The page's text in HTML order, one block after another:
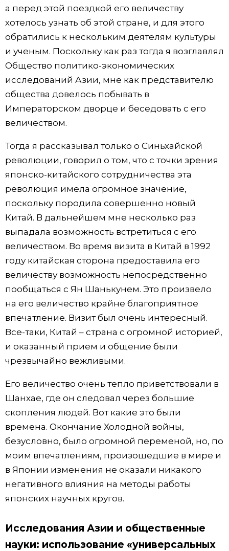
а перед этой поездкой его величеству
хотелось узнать об этой стране, и для этого
обратились к нескольким деятелям культуры
и ученым. Поскольку как раз тогда я возглавлял
Общество политико-экономических
исследований Азии, мне как представителю
общества довелось побывать в
Императорском дворце и беседовать с его
величеством.
Тогда я рассказывал только о Синьхайской
революции, говорил о том, что с точки зрения
японско-китайского сотрудничества эта
революция имела огромное значение,
поскольку породила совершенно новый
Китай. В дальнейшем мне несколько раз
выпадала возможность встретиться с его
величеством. Во время визита в Китай в 1992
году китайская сторона предоставила его
величеству возможность непосредственно
пообщаться с Ян Шанькунем. Это произвело
на его величество крайне благоприятное
впечатление. Визит был очень интересный.
Все-таки, Китай – страна с огромной историей,
и оказанный прием и общение были
чрезвычайно вежливыми.
Его величество очень тепло приветствовали в
Шанхае, где он следовал через большие
скопления людей. Вот какие это были
времена. Окончание Холодной войны,
безусловно, было огромной переменой, но, по
моим впечатлениям, произошедшие в мире и
в Японии изменения не оказали никакого
негативного влияния на методы работы
японских научных кругов.
Исследования Азии и общественные
науки: использование «универсальных